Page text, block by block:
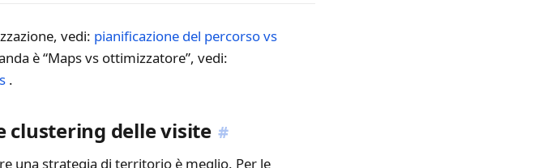
vedi: pianificazione del percorso vs
è “Maps vs ottimizzatore”, vedi:
.
clustering delle visite #
una strategia di territorio è meglio. Per le